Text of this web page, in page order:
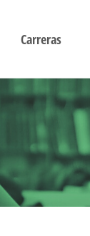
Carreras